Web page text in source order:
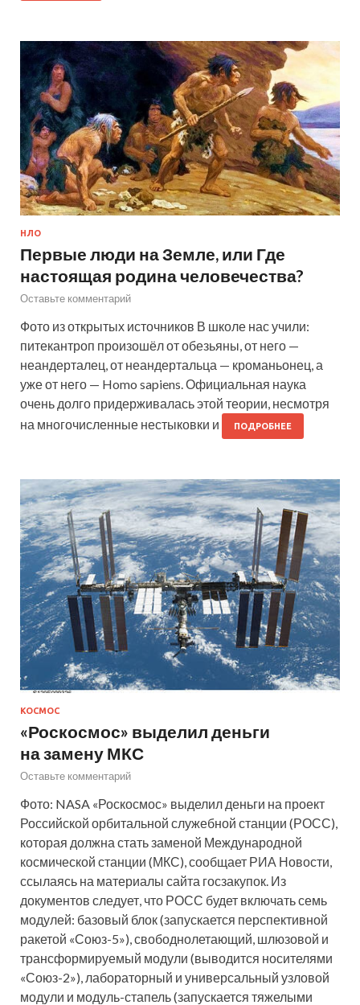
НЛО
Первые люди на Земле, или Где
настоящая родина человечества?
Оставьте комментарий
Фото из открытых источников В школе нас учили:
питекантроп произошёл от обезьяны, от него —
неандерталец, от неандертальца — кроманьонец, а
уже от него — Homo sapiens. Официальная наука
очень долго придерживалась этой теории, несмотря
на многочисленные нестыковки и
ПОДРОБНЕЕ
КОСМОС
«Роскосмос» выделил деньги
на замену МКС
Оставьте комментарий
Фото: NASA «Роскосмос» выделил деньги на проект
Российской орбитальной служебной станции (РОСС),
которая должна стать заменой Международной
космической станции (МКС), сообщает РИА Новости,
ссылаясь на материалы сайта госзакупок. Из
документов следует, что РОСС будет включать семь
модулей: базовый блок (запускается перспективной
ракетой «Союз-5»), свободнолетающий, шлюзовой и
трансформируемый модули (выводится носителями
«Союз-2»), лабораторный и универсальный узловой
модули и модуль-стапель (запускается тяжелыми